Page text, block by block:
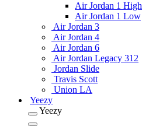
Air Jordan 1 High
Air Jordan 1 Low
Air Jordan 3
Air Jordan 4
Air Jordan 6
Air Jordan Legacy 312
Jordan Slide
Travis Scott
Union LA
Yeezy
Yeezy